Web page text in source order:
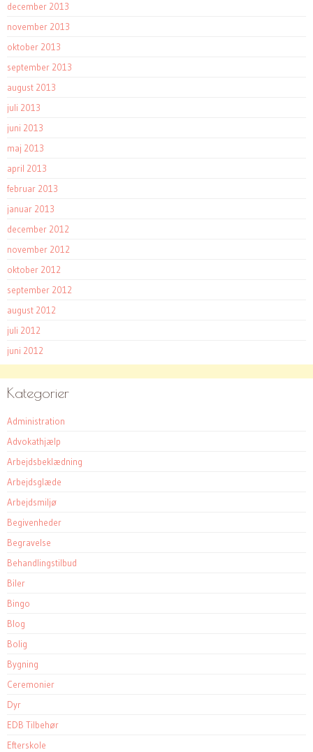
december 2013
november 2013
oktober 2013
september 2013
august 2013
juli 2013
juni 2013
maj 2013
april 2013
februar 2013
januar 2013
december 2012
november 2012
oktober 2012
september 2012
august 2012
juli 2012
juni 2012
Kategorier
Administration
Advokathjælp
Arbejdsbeklædning
Arbejdsglæde
Arbejdsmiljø
Begivenheder
Begravelse
Behandlingstilbud
Biler
Bingo
Blog
Bolig
Bygning
Ceremonier
Dyr
EDB Tilbehør
Efterskole